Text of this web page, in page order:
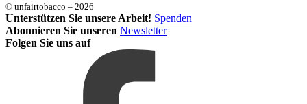
© unfairtobacco – 2026
Unterstützen Sie unsere Arbeit! Spenden
Abonnieren Sie unseren Newsletter
Folgen Sie uns auf